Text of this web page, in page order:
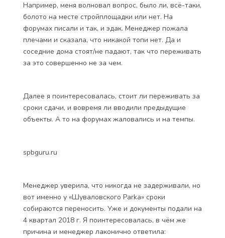
Например, меня волновал вопрос, было ли, всё-таки,
болото на месте стройплощадки или нет. На
форумах писали и так, и эдак. Менеджер пожала
плечами и сказала, что никакой топи нет. Да и
соседние дома стоят/не падают, так что переживать
за это совершенно не за чем.
Далее я поинтересовалась, стоит ли переживать за
сроки сдачи, и вовремя ли вводили предыдущие
объекты. А то на форумах жаловались и на темпы.
spbguru.ru
Менеджер уверила, что никогда не задерживали, но
вот именно у «Шуваловского Parka» сроки
собираются переносить. Уже и документы подали на
4 квартал 2018 г. Я поинтересовалась, в чём же
причина и менеджер лаконично ответила: